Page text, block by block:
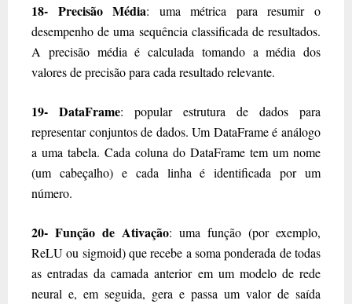
18- Precisão Média: uma métrica para resumir o
desempenho de uma sequência classificada de resultados.
A precisão média é calculada tomando a média dos
valores de precisão para cada resultado relevante.
19- DataFrame: popular estrutura de dados para
representar conjuntos de dados. Um DataFrame é análogo
a uma tabela. Cada coluna do DataFrame tem um nome
(um cabeçalho) e cada linha é identificada por um
número.
20- Função de Ativação: uma função (por exemplo,
ReLU ou sigmoid) que recebe a soma ponderada de todas
as entradas da camada anterior em um modelo de rede
neural e, em seguida, gera e passa um valor de saída